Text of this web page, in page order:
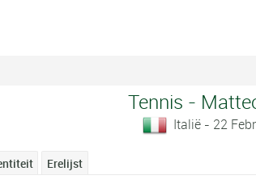
Tennis -
Italië - 22
Erelijst